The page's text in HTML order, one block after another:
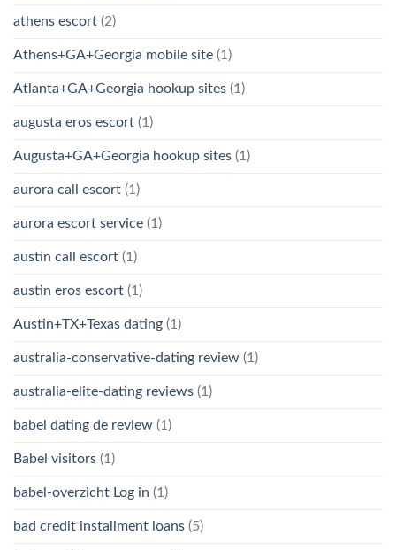
athens escort (2)
Athens+GA+Georgia mobile site (1)
Atlanta+GA+Georgia hookup sites (1)
augusta eros escort (1)
Augusta+GA+Georgia hookup sites (1)
aurora call escort (1)
aurora escort service (1)
austin call escort (1)
austin eros escort (1)
Austin+TX+Texas dating (1)
australia-conservative-dating review (1)
australia-elite-dating reviews (1)
babel dating de review (1)
Babel visitors (1)
babel-overzicht Log in (1)
bad credit installment loans (5)